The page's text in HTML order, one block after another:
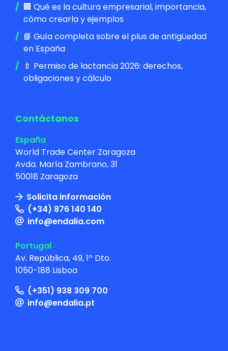
🏢 Qué es la cultura empresarial, importancia,
cómo crearla y ejemplos
📘 Guía completa sobre el plus de antigüedad
en España
🍼 Permiso de lactancia 2026: derechos,
obligaciones y cálculo
Contáctanos
España
World Trade Center Zaragoza
Avda. María Zambrano, 31
50018 Zaragoza
Solicita información
(+34) 876 140 140
info@endalia.com
Portugal
Av. República, 49, 1º Dto.
1050-188 Lisboa
(+351) 938 309 700
info@endalia.pt